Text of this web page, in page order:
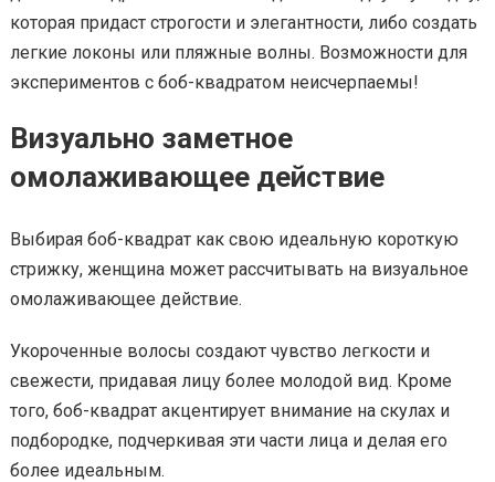
которая придаст строгости и элегантности, либо создать
легкие локоны или пляжные волны. Возможности для
экспериментов с боб-квадратом неисчерпаемы!
Визуально заметное
омолаживающее действие
Выбирая боб-квадрат как свою идеальную короткую
стрижку, женщина может рассчитывать на визуальное
омолаживающее действие.
Укороченные волосы создают чувство легкости и
свежести, придавая лицу более молодой вид. Кроме
того, боб-квадрат акцентирует внимание на скулах и
подбородке, подчеркивая эти части лица и делая его
более идеальным.